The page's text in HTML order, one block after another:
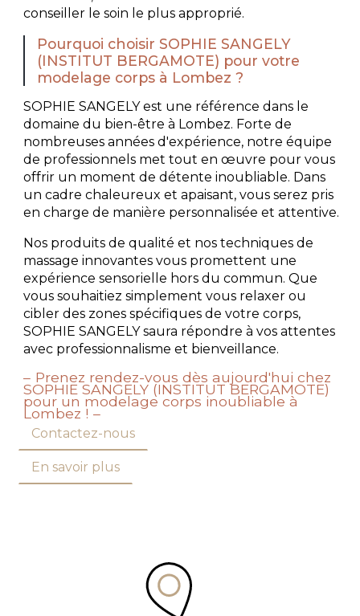
conseiller le soin le plus approprié.
Pourquoi choisir SOPHIE SANGELY
(INSTITUT BERGAMOTE) pour votre
modelage corps à Lombez ?
SOPHIE SANGELY est une référence dans le
domaine du bien-être à Lombez. Forte de
nombreuses années d'expérience, notre équipe
de professionnels met tout en œuvre pour vous
offrir un moment de détente inoubliable. Dans
un cadre chaleureux et apaisant, vous serez pris
en charge de manière personnalisée et attentive.
Nos produits de qualité et nos techniques de
massage innovantes vous promettent une
expérience sensorielle hors du commun. Que
vous souhaitiez simplement vous relaxer ou
cibler des zones spécifiques de votre corps,
SOPHIE SANGELY saura répondre à vos attentes
avec professionnalisme et bienveillance.
Prenez rendez-vous dès aujourd'hui chez
SOPHIE SANGELY (INSTITUT BERGAMOTE)
pour un modelage corps inoubliable à
Lombez !
En savoir plus
Contactez-nous